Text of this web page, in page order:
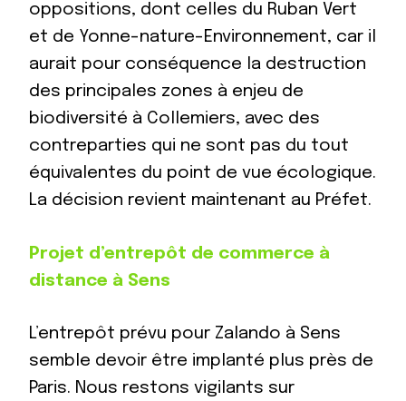
oppositions, dont celles du Ruban Vert
et de Yonne-nature-Environnement, car il
aurait pour conséquence la destruction
des principales zones à enjeu de
biodiversité à Collemiers, avec des
contreparties qui ne sont pas du tout
équivalentes du point de vue écologique.
La décision revient maintenant au Préfet.
Projet d’entrepôt de commerce à
distance à Sens
L’entrepôt prévu pour Zalando à Sens
semble devoir être implanté plus près de
Paris. Nous restons vigilants sur